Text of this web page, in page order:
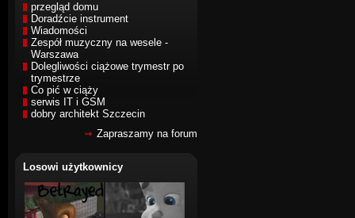
przegląd domu
Doradźcie instrument
Wiadomości
Zespół muzyczny na wesele -
Warszawa
Dolegliwości ciążowe trymestr po
trymestrze
Co pić w ciąży
serwis IT i GSM
dobry architekt Szczecin
Zapraszamy na forum
Losowi użytkownicy